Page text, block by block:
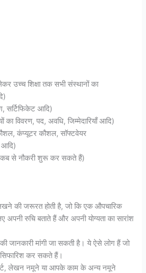
उच्च शिक्षा तक सभी संस्थानों का
सर्टिफिकेट आदि)
का विवरण, पद, अवधि, जिम्मेदारियाँ आदि)
कंप्यूटर कौशल, सॉफ्टवेयर
आदि)
कब से नौकरी शुरू कर सकते हैं)
की जरूरत होती है, जो कि एक औपचारिक
रुचि बताते हैं और अपनी योग्यता का सारांश
जानकारी मांगी जा सकती है। ये ऐसे लोग हैं जो
कर सकते हैं।
लेखन नमूने या आपके काम के अन्य नमूने